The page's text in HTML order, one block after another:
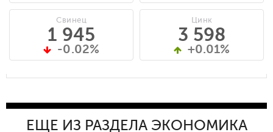
Свинец
1 945
-0.02%
Цинк
3 598
+0.01%
ЕЩЕ ИЗ РАЗДЕЛА ЭКОНОМИКА